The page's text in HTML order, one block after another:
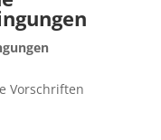
Vorschriften